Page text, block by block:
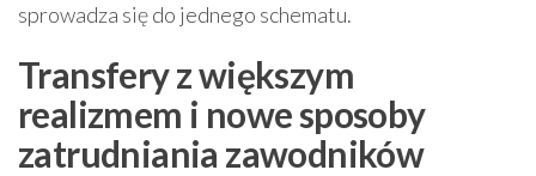
sprowadza się do jednego schematu.
Transfery z większym
realizmem i nowe sposoby
zatrudniania zawodników